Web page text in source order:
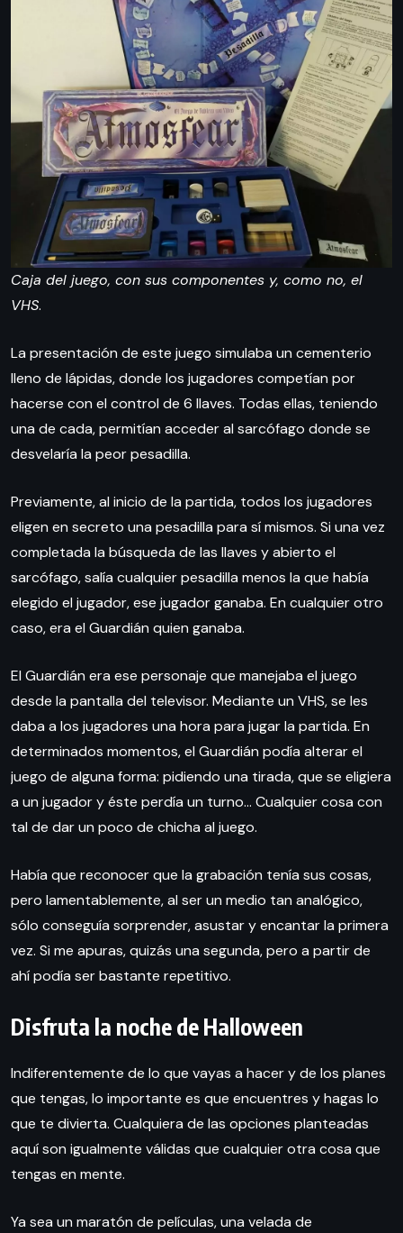
Caja del juego, con sus componentes y, como no, el
VHS.
La presentación de este juego simulaba un cementerio
lleno de lápidas, donde los jugadores competían por
hacerse con el control de 6 llaves. Todas ellas, teniendo
una de cada, permitían acceder al sarcófago donde se
desvelaría la peor pesadilla.
Previamente, al inicio de la partida, todos los jugadores
eligen en secreto una pesadilla para sí mismos. Si una vez
completada la búsqueda de las llaves y abierto el
sarcófago, salía cualquier pesadilla menos la que había
elegido el jugador, ese jugador ganaba. En cualquier otro
caso, era el Guardián quien ganaba.
El Guardián era ese personaje que manejaba el juego
desde la pantalla del televisor. Mediante un VHS, se les
daba a los jugadores una hora para jugar la partida. En
determinados momentos, el Guardián podía alterar el
juego de alguna forma: pidiendo una tirada, que se eligiera
a un jugador y éste perdía un turno… Cualquier cosa con
tal de dar un poco de chicha al juego.
Había que reconocer que la grabación tenía sus cosas,
pero lamentablemente, al ser un medio tan analógico,
sólo conseguía sorprender, asustar y encantar la primera
vez. Si me apuras, quizás una segunda, pero a partir de
ahí podía ser bastante repetitivo.
Disfruta la noche de Halloween
Indiferentemente de lo que vayas a hacer y de los planes
que tengas, lo importante es que encuentres y hagas lo
que te divierta. Cualquiera de las opciones planteadas
aquí son igualmente válidas que cualquier otra cosa que
tengas en mente.
Ya sea un maratón de películas, una velada de